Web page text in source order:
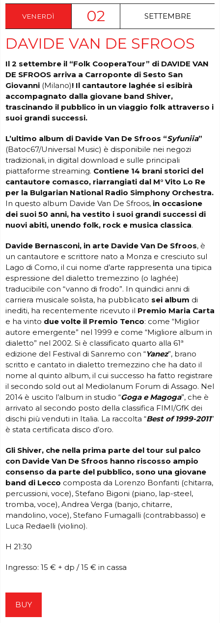
VENERDÌ 02 SETTEMBRE
DAVIDE VAN DE SFROOS
Il 2 settembre il “Folk CooperaTour” di DAVIDE VAN
DE SFROOS arriva a Carroponte di Sesto San
Giovanni (Milano)! Il cantautore laghée si esibirà
accompagnato dalla giovane band Shiver,
trascinando il pubblico in un viaggio folk attraverso i
suoi grandi successi.
L’ultimo album di Davide Van De Sfroos “Syfuniia”
(Batoc67/Universal Music) è disponibile nei negozi
tradizionali, in digital download e sulle principali
piattaforme streaming. Contiene 14 brani storici del
cantautore comasco, riarrangiati dal M° Vito Lo Re
per la Bulgarian National Radio Simphony Orchestra.
In questo album Davide Van De Sfroos, in occasione
dei suoi 50 anni, ha vestito i suoi grandi successi di
nuovi abiti, unendo folk, rock e musica classica.
Davide Bernasconi, in arte Davide Van De Sfroos, è
un cantautore e scrittore nato a Monza e cresciuto sul
Lago di Como, il cui nome d’arte rappresenta una tipica
espressione del dialetto tremezzino (o laghée)
traducibile con “vanno di frodo”. In quindici anni di
carriera musicale solista, ha pubblicato sei album di
inediti, ha recentemente ricevuto il Premio Maria Carta
e ha vinto due volte il Premio Tenco: come “Miglior
autore emergente” nel 1999 e come “Migliore album in
dialetto” nel 2002. Si è classificato quarto alla 61ª
edizione del Festival di Sanremo con “Yanez”, brano
scritto e cantato in dialetto tremezzino che ha dato il
nome al quinto album, il cui successo ha fatto registrare
il secondo sold out al Mediolanum Forum di Assago. Nel
2014 è uscito l’album in studio “Goga e Magoga”, che è
arrivato al secondo posto della classifica FIMI/GfK dei
dischi più venduti in Italia. La raccolta “Best of 1999-2011”
è stata certificata disco d’oro.
Gli Shiver, che nella prima parte del tour sul palco
con Davide Van De Sfroos hanno riscosso ampio
consenso da parte del pubblico, sono una giovane
band di Lecco composta da Lorenzo Bonfanti (chitarra,
percussioni, voce), Stefano Bigoni (piano, lap-steel,
tromba, voce), Andrea Verga (banjo, chitarre,
mandolino, voce), Stefano Fumagalli (contrabbasso) e
Luca Redaelli (violino).
H 21:30
Ingresso: 15 € + dp / 15 € in cassa
BUY